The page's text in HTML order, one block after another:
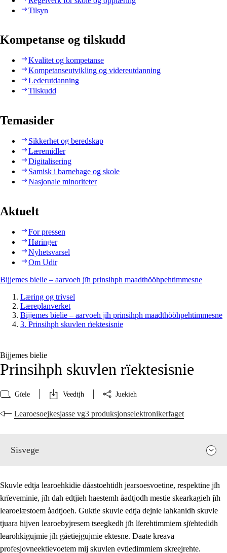
Tilsyn
Kompetanse og tilskudd
Kvalitet og kompetanse
Kompetanseutvikling og videreutdanning
Lederutdanning
Tilskudd
Temasider
Sikkerhet og beredskap
Læremidler
Digitalisering
Samisk i barnehage og skole
Nasjonale minoriteter
Aktuelt
For pressen
Høringer
Nyhetsvarsel
Om Udir
Bijjemes bielie – aarvoeh jïh prinsihph maadthööhpehtimmesne
Læring og trivsel
Læreplanverket
Bijjemes bielie – aarvoeh jïh prinsihph maadthööhpehtimmesne
3. Prinsihph skuvlen rïektesisnie
Bijjemes bielie
Prinsihph skuvlen rïektesisnie
Gïele Veedtjh Juekieh
Learoesoejkesjasse vg3 produksjonselektronikerfaget
Sisvege
Skuvle edtja learoehkidie dåastoehtidh jearsoesvoetine, respektine jïh
krïeveminie, jïh dah edtjieh haestemh åadtjodh mestie skearkagieh jïh
learoelæstoem åadtjoeh. Guktie skuvle edtja dejnie lahkanidh skuvle
tjuara hijven learoebyjresem tseegkedh jïh lïerehtimmiem sjïehtedidh
learohkigujmie jïh gåetiejgujmie ektesne. Daate kreava
profesjovneektievoetem mij skuvlen evtiedimmiem skreejrehte.